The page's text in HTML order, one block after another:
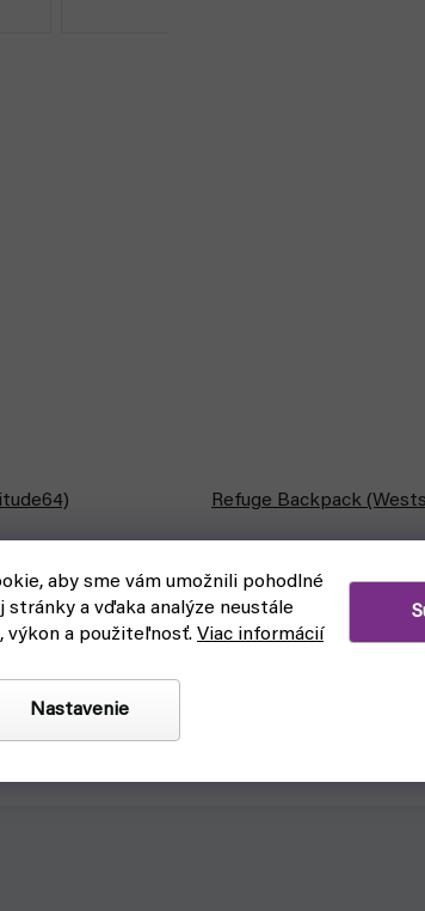
aby sme vám umožnili pohodlné
stránky a vďaka analýze neustále
výkon a použiteľnosť. Viac informácií
Nastavenie
Detail
discgolferov
Refuge Backpack
€83,90